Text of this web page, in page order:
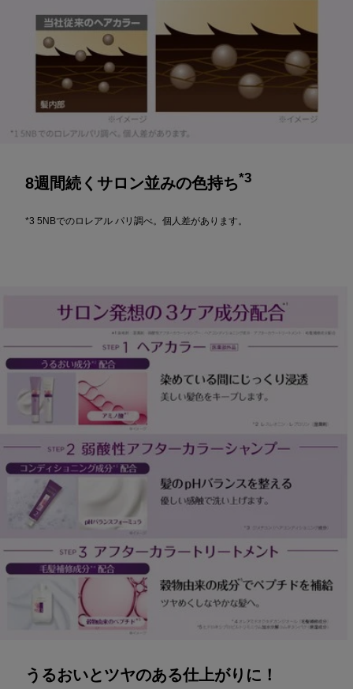
8週間続くサロン並みの色持ち*3
*3 5NBでのロレアル パリ調べ。個人差があります。
うるおいとツヤのある仕上がりに！